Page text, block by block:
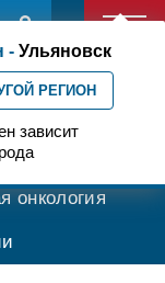
- Ульяновск
РЕГИОН
зависит
терапия
онкология